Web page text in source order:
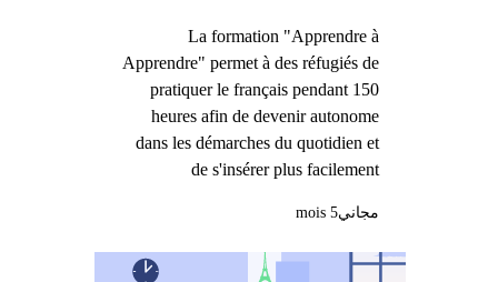
La formation "Apprendre à
Apprendre" permet à des réfugiés de
pratiquer le français pendant 150
heures afin de devenir autonome
dans les démarches du quotidien et
de s'insérer plus facilement
مجاني5 mois